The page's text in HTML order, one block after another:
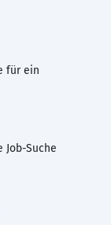
für ein
Suche